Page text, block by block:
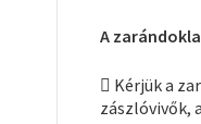
A
 Kérjük a
zászlóvivők,